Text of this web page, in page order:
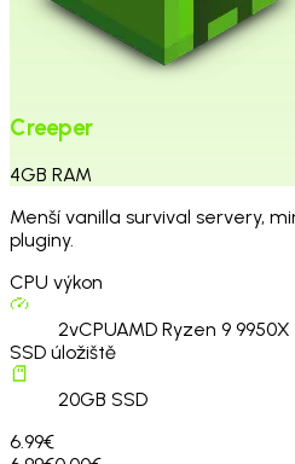
Creeper
4GB RAM
Menší vanilla survival servery,
pluginy.
CPU výkon
2vCPUAMD Ryzen 9 9950X
SSD úložiště
20GB SSD
6.99€